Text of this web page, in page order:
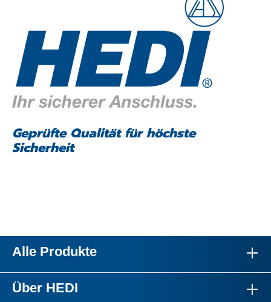
Geprüfte Qualität für höchste
Sicherheit
Alle Produkte
Über HEDI